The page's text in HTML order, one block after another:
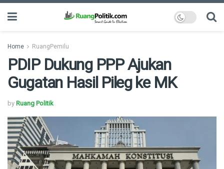
Home RuangPemilu
PDIP Dukung PPP Ajukan
Gugatan Hasil Pileg ke MK
by Ruang Politik